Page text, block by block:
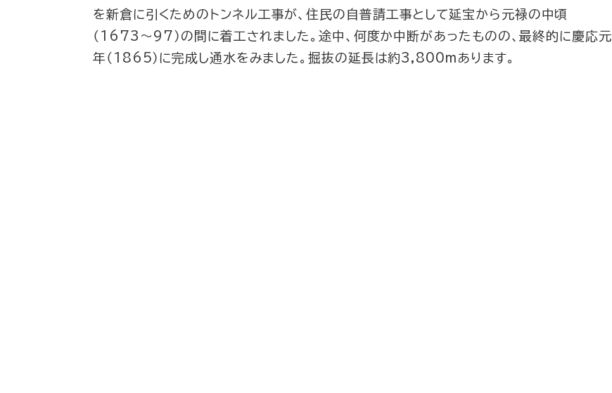
を新倉に引くためのトンネル工事が、住民の自普請工事として延宝から元禄の中頃
（1673～97）の間に着工されました。途中、何度か中断があったものの、最終的に慶応元
年（1865）に完成し通水をみました。掘抜の延長は約3,800mあります。